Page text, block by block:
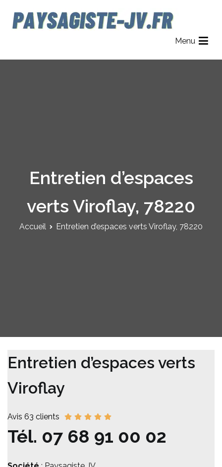
contenu
Menu
Entretien d’espaces
verts Viroflay, 78220
Accueil Entretien d’espaces verts Viroflay, 78220
Entretien d’espaces verts
Viroflay
Avis 63 clients
Tél. 07 68 91 00 02